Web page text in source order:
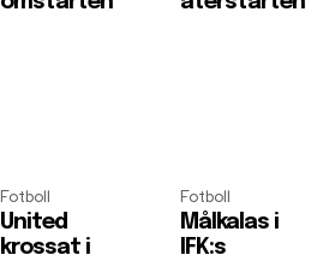
Fotboll
United
krossat i
Fotboll
Målkalas i
IFK:s